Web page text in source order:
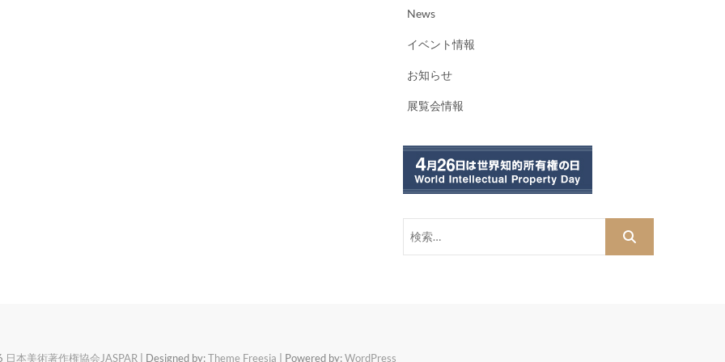
News
イベント情報
お知らせ
展覧会情報
日本美術著作権協会JASPAR| Designed by:Theme Freesia | Powered by:WordPress